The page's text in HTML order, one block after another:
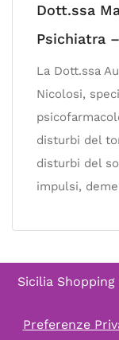
Dott.ssa
Psichiatra
La Dott.ssa
Nicolosi,
disturbi del
disturbi del
impulsi,
Sicilia
Preferenze